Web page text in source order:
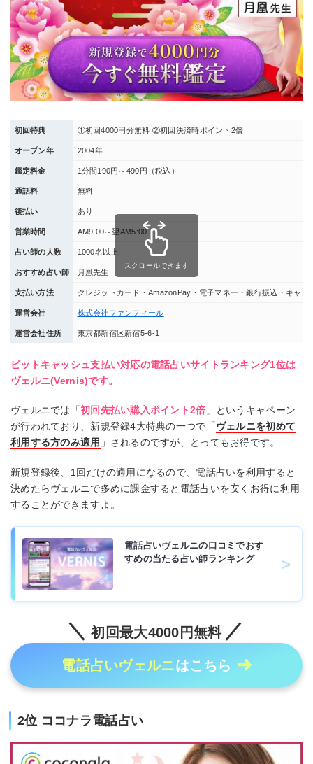
初回特典 ①初回4000円分無料 ②初回決済時ポイント2倍
オープン年 2004年
鑑定料金 1分間190円～490円（税込）
通話料 無料
後払い あり
営業時間 AM9:00～翌AM5:00
占い師の人数 1000名以上
おすすめ占い師 月凰先生
支払い方法 クレジットカード・AmazonPay・電子マネー・銀行振込・キャリ
運営会社 株式会社ファンフィール
運営会社住所 東京都新宿区新宿5-6-1
スクロールできます
ビットキャッシュ支払い対応の電話占いサイトランキング1位は
ヴェルニ(Vernis)です。
ヴェルニでは「初回先払い購入ポイント2倍 」というキャペーン
が行われており、新規登録4大特典の一つで「ヴェルニを初めて
利用する方のみ適用 」されるのですが、とってもお得です。
新規登録後、1回だけの適用になるので、電話占いを利用すると
決めたらヴェルニで多めに課金すると電話占いを安くお得に利用
することができますよ。
電話占いヴェルニの口コミでおす
すめの当たる占い師ランキング
初回最大4000円無料
電話占いヴェルニはこちら
2位 ココナラ電話占い